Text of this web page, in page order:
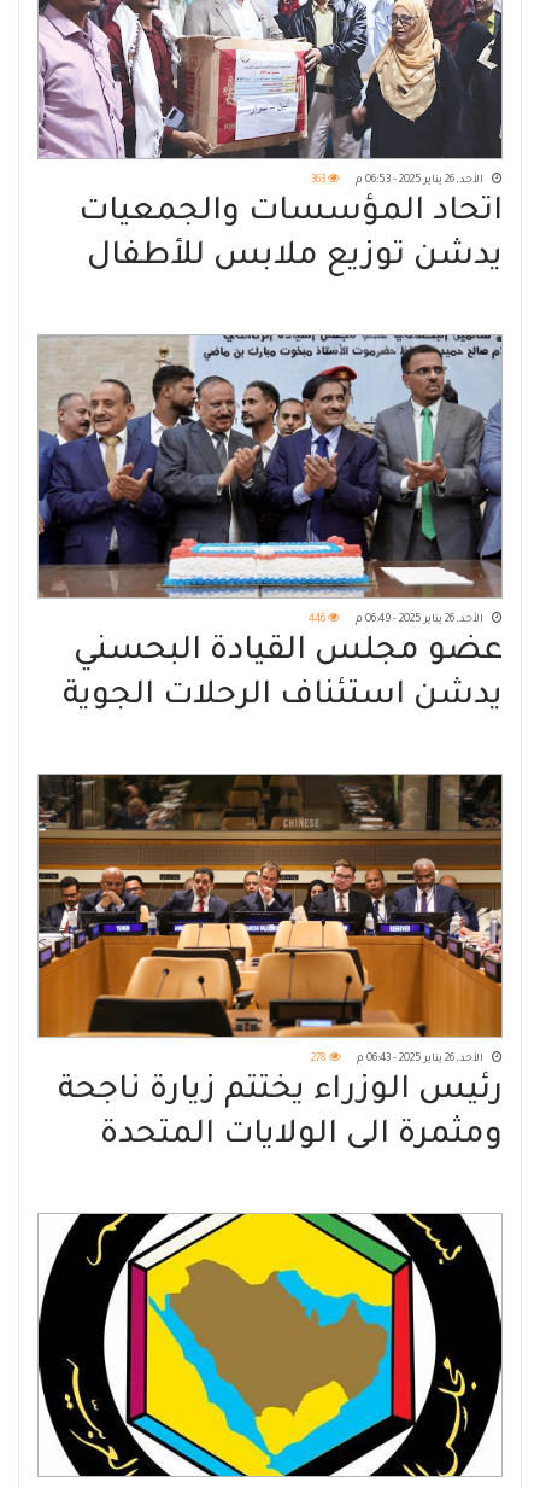
الأحد, 26 يناير 2025 - 06:53 م 363
اتحاد المؤسسات والجمعيات
يدشن توزيع ملابس للأطفال
الأحد, 26 يناير 2025 - 06:49 م 446
عضو مجلس القيادة البحسني
يدشن استئناف الرحلات الجوية
الأحد, 26 يناير 2025 - 06:43 م 278
رئيس الوزراء يختتم زيارة ناجحة
ومثمرة الى الولايات المتحدة